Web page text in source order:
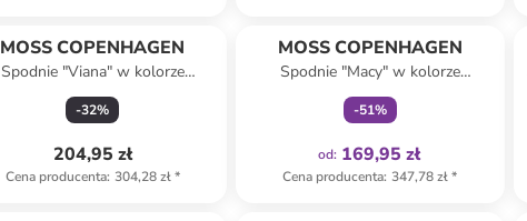
MOSS COPENHAGEN
Spodnie "Viana" w kolorze
szarobrązowym
-32%
204,95 zł
Cena producenta: 304,28 zł*
MOSS COPENHAGEN
Spodnie "Macy" w kolorze
niebieskim
-51%
od: 169,95 zł
Cena producenta: 347,78 zł*